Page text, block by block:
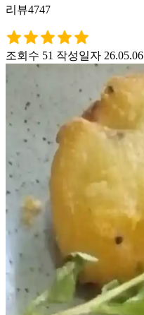
리뷰4747
조회수 51 작성일자 26.05.06